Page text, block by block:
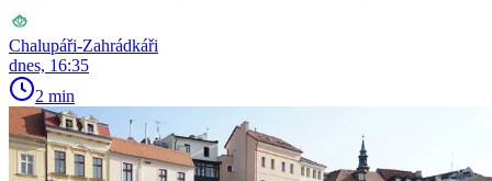
Chalupáři-Zahrádkáři
dnes, 16:35
2 min